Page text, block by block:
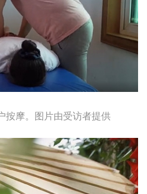
按摩。图片由受访者提供